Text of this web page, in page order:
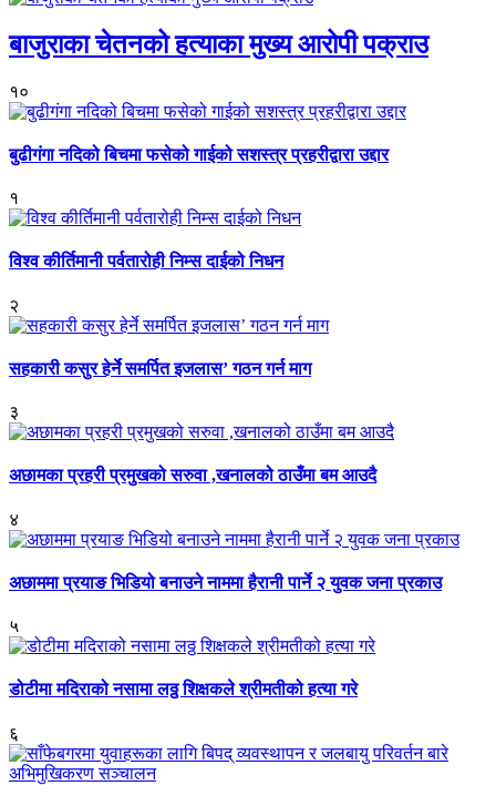
बाजुराका चेतनको हत्याका मुख्य आरोपी पक्राउ
१०
बुढीगंगा नदिको बिचमा फसेको गाईको सशस्त्र प्रहरीद्वारा उद्दार
१
विश्व कीर्तिमानी पर्वतारोही निम्स दाईको निधन
२
सहकारी कसुर हेर्ने समर्पित इजलास’ गठन गर्न माग
३
अछामका प्रहरी प्रमुखको सरुवा ,खनालको ठाउँमा बम आउदै
४
अछाममा प्रयाङ भिडियो बनाउने नाममा हैरानी पार्ने २ युवक जना प्रकाउ
५
डोटीमा मदिराको नसामा लठ्ठ शिक्षकले श्रीमतीको हत्या गरे
६